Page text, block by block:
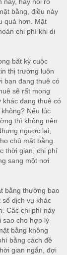
bằng, điều này
quả hơn. Mặt
chi phí khi di
bất kỳ cuộc
thị trường luôn
bạn đang thuê có
sẽ rất mong
đang thuê có
Nếu lúc
thì không nên
ngược lại,
chủ mặt bằng
thời gian, chi phí
sang một nơi
bằng thường bao
dịch vụ khác
Các chi phí này
sao cho hợp lý
bằng không
bằng cách đề
gian ngắn, đợi